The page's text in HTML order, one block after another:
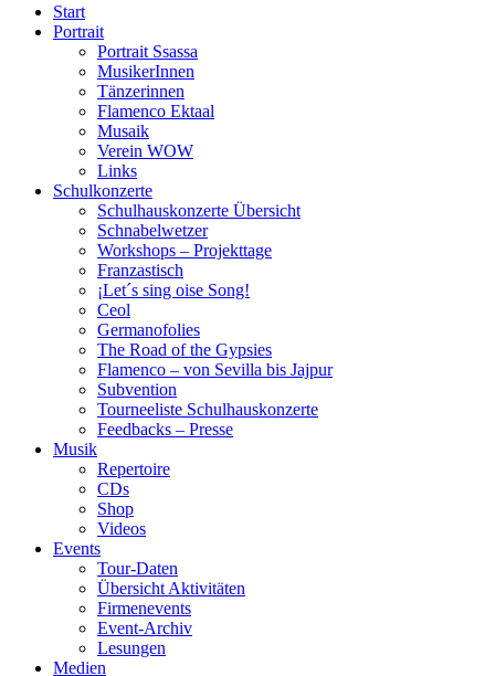
Start
Portrait
Portrait Ssassa
MusikerInnen
Tänzerinnen
Flamenco Ektaal
Musaik
Verein WOW
Links
Schulkonzerte
Schulhauskonzerte Übersicht
Schnabelwetzer
Workshops – Projekttage
Franzastisch
¡Let´s sing oise Song!
Ceol
Germanofolies
The Road of the Gypsies
Flamenco – von Sevilla bis Jajpur
Subvention
Tourneeliste Schulhauskonzerte
Feedbacks – Presse
Musik
Repertoire
CDs
Shop
Videos
Events
Tour-Daten
Übersicht Aktivitäten
Firmenevents
Event-Archiv
Lesungen
Medien